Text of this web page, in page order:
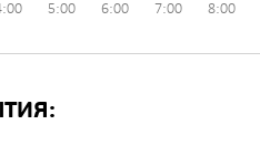
5:00 6:00 7:00 8:00